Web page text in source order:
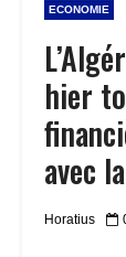
ECONOMIE
hier
avec
Horatius